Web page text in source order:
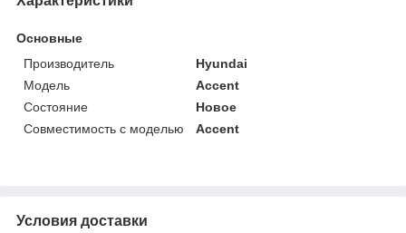
Основные
Производитель
Hyundai
Модель
Accent
Состояние
Новое
Совместимость с моделью
Accent
Условия доставки